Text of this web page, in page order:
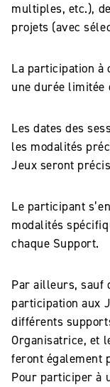
multiples, etc.),
projets (avec
La participation à
une durée limitée
Les dates des
les modalités
Jeux seront
Le participant
modalités
chaque Support.
Par ailleurs, sauf
participation aux
différents
Organisatrice, et
feront également
Pour participer à